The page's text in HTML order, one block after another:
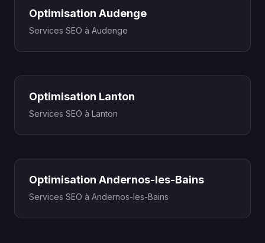
Optimisation Audenge
Services SEO à Audenge
Optimisation Lanton
Services SEO à Lanton
Optimisation Andernos-les-Bains
Services SEO à Andernos-les-Bains